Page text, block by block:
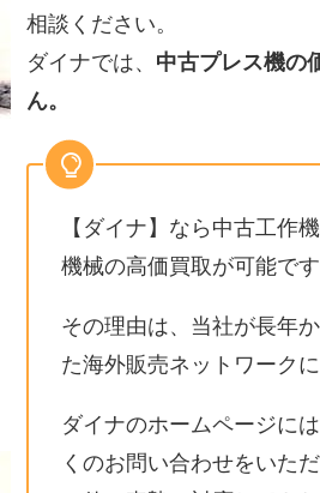
相談ください。
ダイナでは、 中古プレス機の
ん。
【ダイナ】なら中古工作
機械の高価買取が可能です
その理由は、当社が長年
た海外販売ネットワークに
ダイナのホームページに
くのお問い合わせをいた